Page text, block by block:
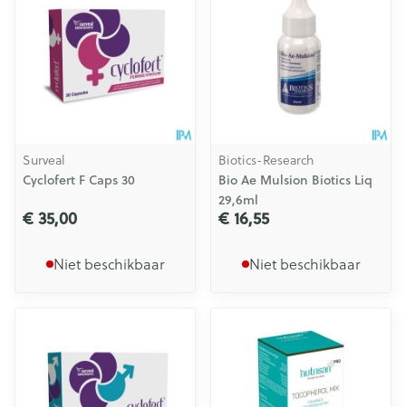
Surveal
Cyclofert F Caps 30
€ 35,00
Niet beschikbaar
Biotics-Research
Bio Ae Mulsion Biotics Liq
29,6ml
€ 16,55
Niet beschikbaar